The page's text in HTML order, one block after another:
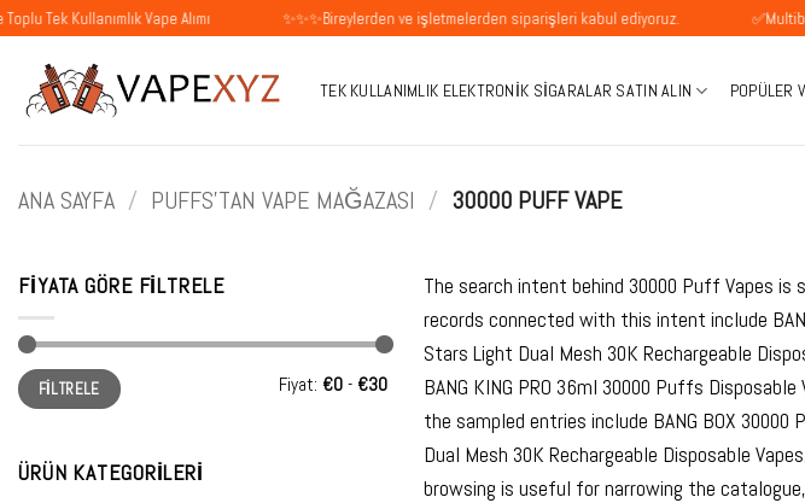
İçeriğe
Vape Alımı ✨✨✨Bireylerden ve işletmelerden siparişleri kabul ediyoruz. ✅Multibanco
TEK KULLANIMLIK ELEKTRONIK SIGARALAR SATIN ALIN POPÜLER
ANA SAYFA / PUFFS'TAN VAPE MAĞAZASI / 30000 PUFF VAPE
FIYATA GÖRE FILTRELE
En
düşük
fiyat
En
yüksek
fiyat
FILTRELE Fiyat: €0 - €30
ÜRÜN KATEGORILERI
The search intent behind 30000 Puff Vapes
records connected with this intent include
Stars Light Dual Mesh 30K Rechargeable
BANG KING PRO 36ml 30000 Puffs
the sampled entries include BANG BOX
Dual Mesh 30K Rechargeable Disposable
browsing is useful for narrowing the